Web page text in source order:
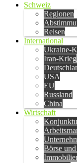
Schweiz
Regionen
Reisen
International
Ukraine-
Iran-Krieg
USA
EU
Russland
China
Wirtschaft
Börse